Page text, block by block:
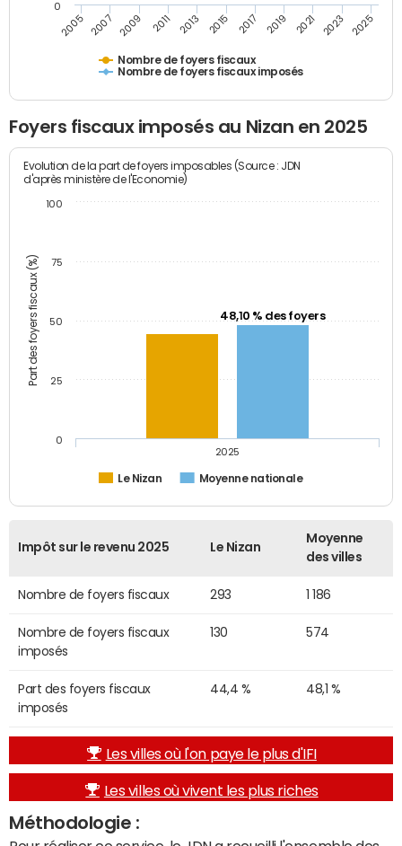
Nombre de foyers fiscaux
Nombre de foyers fiscaux imposés
2005 2007 2009 2011 2013 2015 2017 2019 2021 2023 2025
0
Foyers fiscaux imposés au Nizan en 2025
Part des foyers fiscaux (%)
Evolution de la part de foyers imposables (Source : JDN
d'après ministère de l'Economie)
48,10 % des foyers
Le Nizan Moyenne nationale
2025
0
25
50
75
100
Impôt sur le revenu 2025 Le Nizan
Moyenne
des villes
Nombre de foyers fiscaux 293 1 186
Nombre de foyers fiscaux
imposés
130 574
Part des foyers fiscaux
imposés
44,4 % 48,1 %
Les villes où l'on paye le plus d'IFI
Les villes où vivent les plus riches
Méthodologie :